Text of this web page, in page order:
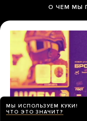
О ЧЕМ МЫ
МЫ ИСПОЛЬЗУЕМ КУКИ!
ЧТО ЭТО ЗНАЧИТ?